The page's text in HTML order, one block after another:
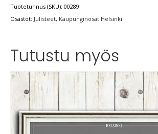
Tuotetunnus (SKU): 00289
Osastot: Julisteet, Kaupunginosat Helsinki
Tutustu myös